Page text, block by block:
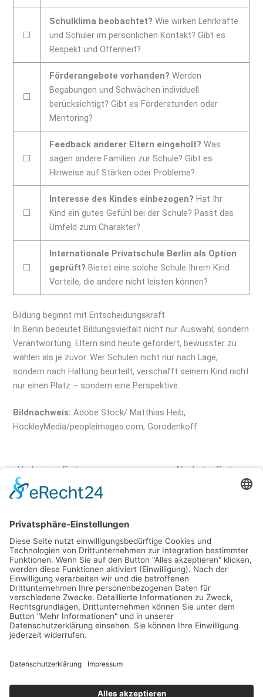
⬜
Schulklima beobachtet? Wie wirken Lehrkräfte
und Schüler im persönlichen Kontakt? Gibt es
Respekt und Offenheit?
⬜
Förderangebote vorhanden? Werden
Begabungen und Schwächen individuell
berücksichtigt? Gibt es Förderstunden oder
Mentoring?
⬜
Feedback anderer Eltern eingeholt? Was
sagen andere Familien zur Schule? Gibt es
Hinweise auf Stärken oder Probleme?
⬜
Interesse des Kindes einbezogen? Hat Ihr
Kind ein gutes Gefühl bei der Schule? Passt das
Umfeld zum Charakter?
⬜
Internationale Privatschule Berlin als Option
geprüft? Bietet eine solche Schule Ihrem Kind
Vorteile, die andere nicht leisten können?
Bildung beginnt mit Entscheidungskraft
In Berlin bedeutet Bildungsvielfalt nicht nur Auswahl, sondern
Verantwortung. Eltern sind heute gefordert, bewusster zu
wählen als je zuvor. Wer Schulen nicht nur nach Lage,
sondern nach Haltung beurteilt, verschafft seinem Kind nicht
nur einen Platz – sondern eine Perspektive.
Bildnachweis: Adobe Stock/ Matthias Heib,
HockleyMedia/peopleimages.com, Gorodenkoff
←Vorheriger Beitrag Nächster Beitrag→
Impressum